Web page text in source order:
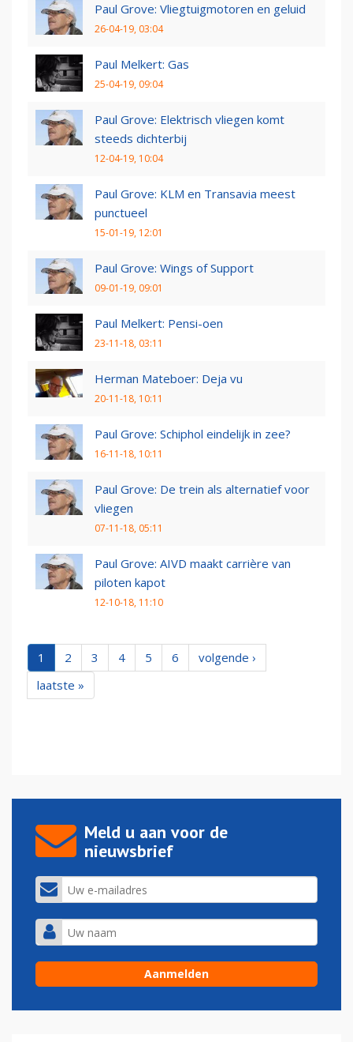
Paul Grove: Vliegtuigmotoren en geluid
26-04-19, 03:04
Paul Melkert: Gas
25-04-19, 09:04
Paul Grove: Elektrisch vliegen komt
steeds dichterbij
12-04-19, 10:04
Paul Grove: KLM en Transavia meest
punctueel
15-01-19, 12:01
Paul Grove: Wings of Support
09-01-19, 09:01
Paul Melkert: Pensi-oen
23-11-18, 03:11
Herman Mateboer: Deja vu
20-11-18, 10:11
Paul Grove: Schiphol eindelijk in zee?
16-11-18, 10:11
Paul Grove: De trein als alternatief voor
vliegen
07-11-18, 05:11
Paul Grove: AIVD maakt carrière van
piloten kapot
12-10-18, 11:10
1 2 3 4 5 6
volgende ›
laatste »
Meld u aan voor de
nieuwsbrief